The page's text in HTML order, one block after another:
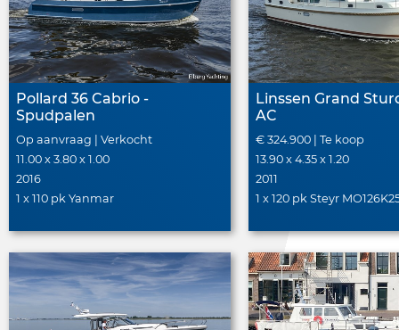
Pollard 36 Cabrio -
Spudpalen
Op aanvraag | Verkocht
11.00 x 3.80 x 1.00
2016
1 x 110 pk Yanmar
Linssen Grand
AC
€ 324.900 | Te koop
13.90 x 4.35 x 1.20
2011
1 x 120 pk Steyr